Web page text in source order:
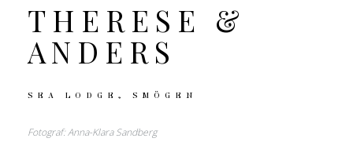
THERESE &
ANDERS
SEA LODGE, SMÖGEN
Fotograf: Anna-Klara Sandberg